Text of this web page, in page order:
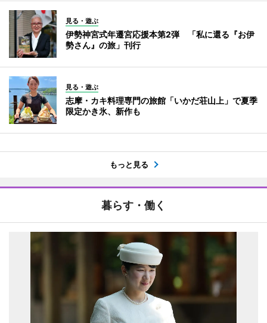
見る・遊ぶ
伊勢神宮式年遷宮応援本第2弾 「私に還る『お伊
勢さん』の旅」刊行
見る・遊ぶ
志摩・カキ料理専門の旅館「いかだ荘山上」で夏季
限定かき氷、新作も
もっと見る
暮らす・働く